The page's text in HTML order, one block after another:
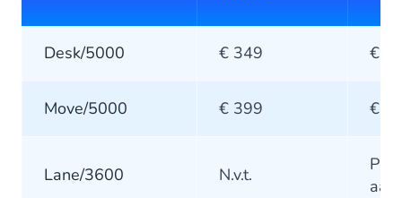
Desk/5000 € 349 €
Move/5000 € 399 €
Lane/3600 N.v.t.